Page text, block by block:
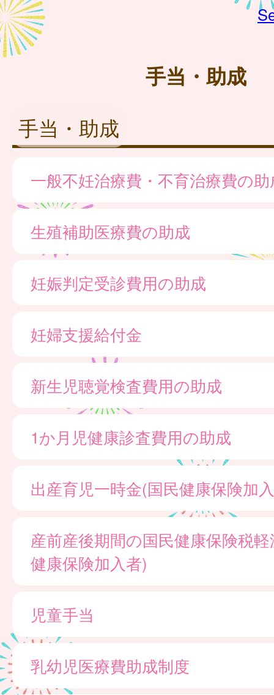
手当・助成
手当・助成
一般不妊治療費・不育治療費の助
生殖補助医療費の助成
妊娠判定受診費用の助成
妊婦支援給付金
新生児聴覚検査費用の助成
1か月児健康診査費用の助成
出産育児一時金(国民健康保険加
産前産後期間の国民健康保険税
健康保険加入者)
児童手当
乳幼児医療費助成制度